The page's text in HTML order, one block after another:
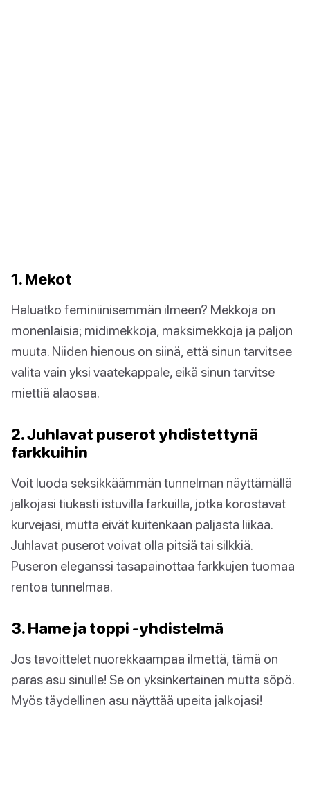
1. Mekot
Haluatko feminiinisemmän ilmeen? Mekkoja on
monenlaisia; midimekkoja, maksimekkoja ja paljon
muuta. Niiden hienous on siinä, että sinun tarvitsee
valita vain yksi vaatekappale, eikä sinun tarvitse
miettiä alaosaa.
2. Juhlavat puserot yhdistettynä
farkkuihin
Voit luoda seksikkäämmän tunnelman näyttämällä
jalkojasi tiukasti istuvilla farkuilla, jotka korostavat
kurvejasi, mutta eivät kuitenkaan paljasta liikaa.
Juhlavat puserot voivat olla pitsiä tai silkkiä.
Puseron eleganssi tasapainottaa farkkujen tuomaa
rentoa tunnelmaa.
3. Hame ja toppi -yhdistelmä
Jos tavoittelet nuorekkaampaa ilmettä, tämä on
paras asu sinulle! Se on yksinkertainen mutta söpö.
Myös täydellinen asu näyttää upeita jalkojasi!